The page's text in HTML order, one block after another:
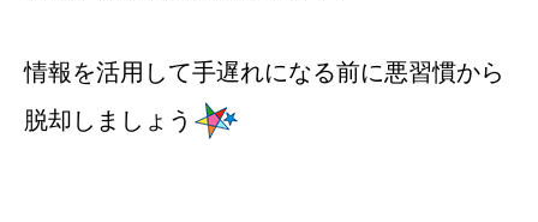
情報を活用して手遅れになる前に悪習慣から
脱却しましょう